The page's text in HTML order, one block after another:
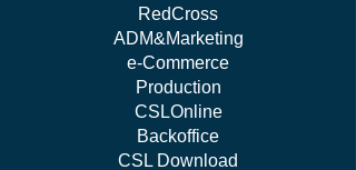
RedCross
ADM&Marketing
e-Commerce
Production
CSLOnline
Backoffice
CSL Download